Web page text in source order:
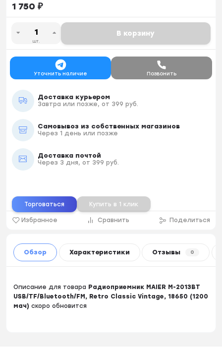
1 750 ₽
шт.
В корзину
Уточнить наличие Позвонить
Доставка курьером
Завтра или позже, от 399 руб.
Самовывоз из собственных магазинов
Через 1 день или позже
Доставка почтой
Через 3 дня, от 399 руб.
Избранное Сравнить Поделиться
Торговаться Купить в 1 клик
Обзор Характеристики Отзывы 0
Описание для товара Радиоприемник MAIER M-2013BT
USB/TF/Bluetooth/FM, Retro Classic Vintage, 18650 (1200
мач) скоро обновится